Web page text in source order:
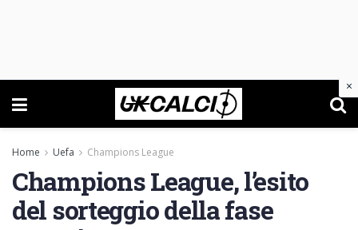
Home Uefa Champions League
Champions League, l’esito
del sorteggio della fase
×